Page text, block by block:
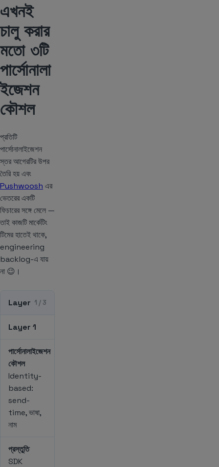
এখনই
চালু করার
মতো ৩টি
পার্সোনালা
ইজেশন
কৌশল
প্রতিটি
পার্সোনালাইজেশন
স্তর আগেরটির উপর
তৈরি হয় এবং
Pushwoosh এর
ভেতরের একটি
ফিচারের সঙ্গে মেলে —
তাই কাজটি মার্কেটিং
টিমের হাতেই থাকে,
engineering
backlog-এ যায়
না 😉।
Layer 1 / 3
Layer 1
পার্সোনালাইজেশন
কৌশল
Identity-
based:
send-
time, ভাষা,
নাম
প্রস্তুতি
SDK